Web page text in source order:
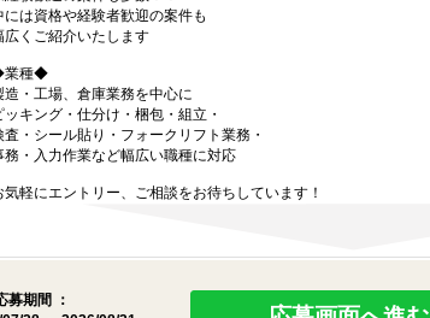
には資格や経験者歓迎の案件も
広くご紹介いたします
種◆
造・工場、倉庫業務を中心に
ッキング・仕分け・梱包・組立・
査・シール貼り・フォークリフト業務・
務・入力作業など幅広い職種に対応
気軽にエントリー、ご相談をお待ちしています！
募期間 ：